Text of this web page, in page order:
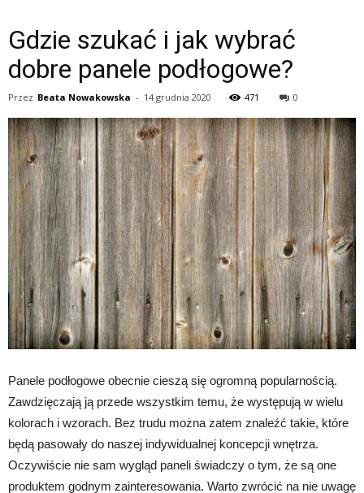
Gdzie szukać i jak wybrać
dobre panele podłogowe?
Przez Beata Nowakowska - 14 grudnia 2020 471 0
Panele podłogowe obecnie cieszą się ogromną popularnością.
Zawdzięczają ją przede wszystkim temu, że występują w wielu
kolorach i wzorach. Bez trudu można zatem znaleźć takie, które
będą pasowały do naszej indywidualnej koncepcji wnętrza.
Oczywiście nie sam wygląd paneli świadczy o tym, że są one
produktem godnym zainteresowania. Warto zwrócić na nie uwagę